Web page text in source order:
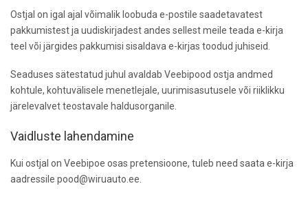
Ostjal on igal ajal võimalik loobuda e-postile saadetavatest
pakkumistest ja uudiskirjadest andes sellest meile teada e-kirja
teel või järgides pakkumisi sisaldava e-kirjas toodud juhiseid.
Seaduses sätestatud juhul avaldab Veebipood ostja andmed
kohtule, kohtuvälisele menetlejale, uurimisasutusele või riiklikku
järelevalvet teostavale haldusorganile.
Vaidluste lahendamine
Kui ostjal on Veebipoe osas pretensioone, tuleb need saata e-kirja
aadressile pood@wiruauto.ee.